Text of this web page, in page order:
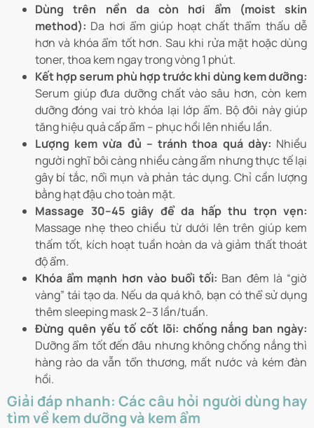
Dùng trên nền da còn hơi ẩm (moist skin
method): Da hơi ẩm giúp hoạt chất thẩm thấu dễ
hơn và khóa ẩm tốt hơn. Sau khi rửa mặt hoặc dùng
toner, thoa kem ngay trong vòng 1 phút.
Kết hợp serum phù hợp trước khi dùng kem dưỡng:
Serum giúp đưa dưỡng chất vào sâu hơn, còn kem
dưỡng đóng vai trò khóa lại lớp ẩm. Bộ đôi này giúp
tăng hiệu quả cấp ẩm – phục hồi lên nhiều lần.
Lượng kem vừa đủ – tránh thoa quá dày: Nhiều
người nghĩ bôi càng nhiều càng ẩm nhưng thực tế lại
gây bí tắc, nổi mụn và phản tác dụng. Chỉ cần lượng
bằng hạt đậu cho toàn mặt.
Massage 30–45 giây để da hấp thu trọn vẹn:
Massage nhẹ theo chiều từ dưới lên trên giúp kem
thấm tốt, kích hoạt tuần hoàn da và giảm thất thoát
độ ẩm.
Khóa ẩm mạnh hơn vào buổi tối: Ban đêm là “giờ
vàng” tái tạo da. Nếu da quá khô, bạn có thể sử dụng
thêm sleeping mask 2–3 lần/tuần.
Đừng quên yếu tố cốt lõi: chống nắng ban ngày:
Dưỡng ẩm tốt đến đâu nhưng không chống nắng thì
hàng rào da vẫn tổn thương, mất nước và kém đàn
hồi.
Giải đáp nhanh: Các câu hỏi người dùng hay
tìm về kem dưỡng và kem ẩm